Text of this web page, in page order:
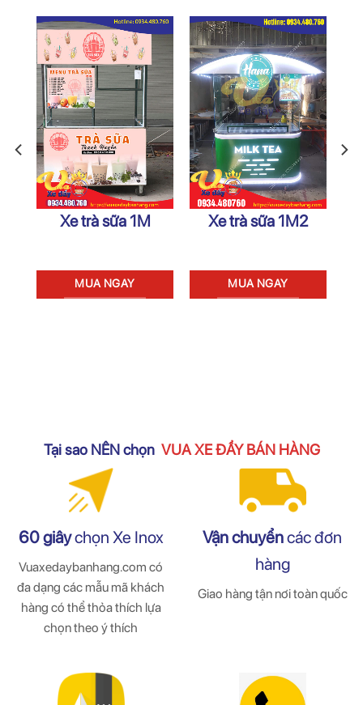
Xe trà sữa 1M
MUA NGAY
Xe trà sữa 1M2
MUA NGAY
Tại sao NÊN chọn VUA XE ĐẨY BÁN HÀNG
60 giâychọn Xe Inox
Vuaxedaybanhang.com có
đa dạng các mẫu mã khách
hàng có thể thỏa thích lựa
chọn theo ý thích
Vận chuyểncác đơn
hàng
Giao hàng tận nơi toàn quốc